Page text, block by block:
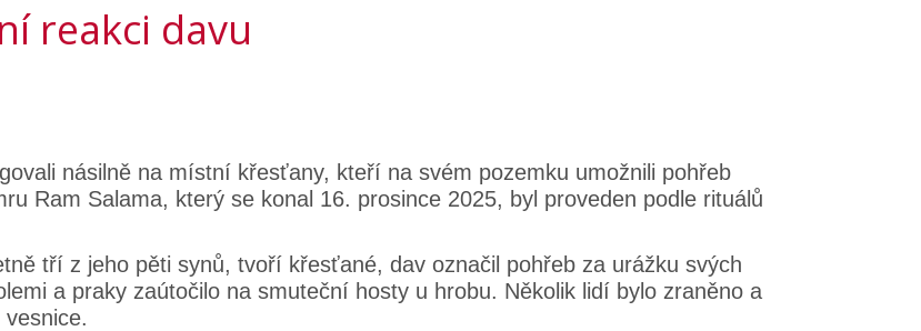
reakci davu
násilně na místní křesťany, kteří na svém pozemku umožnili pohřeb
Ram Salama, který se konal 16. prosince 2025, byl proveden podle rituálů
tří z jeho pěti synů, tvoří křesťané, dav označil pohřeb za urážku svých
a praky zaútočilo na smuteční hosty u hrobu. Několik lidí bylo zraněno a